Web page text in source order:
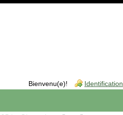
Bienvenu(e)! Identification